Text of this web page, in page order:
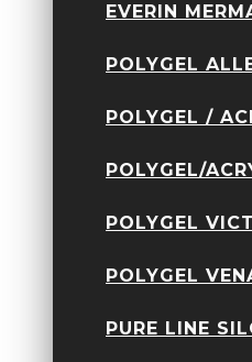
EVERIN
POLYGEL
POLYGEL /
POLYGEL/
POLYGEL
POLYGEL
PURE LINE
SERIES VENALISA V29
3,90 Lei 12,99 Lei